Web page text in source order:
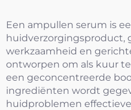
Een ampullen serum is
huidverzorgingsproduct,
werkzaamheid en
ontworpen om als kuur
een geconcentreerde
ingrediënten wordt
huidproblemen